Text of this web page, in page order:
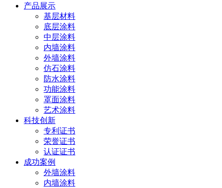
产品展示
基层材料
底层涂料
中层涂料
内墙涂料
外墙涂料
仿石涂料
防水涂料
功能涂料
罩面涂料
艺术涂料
科技创新
专利证书
荣誉证书
认证证书
成功案例
外墙涂料
内墙涂料